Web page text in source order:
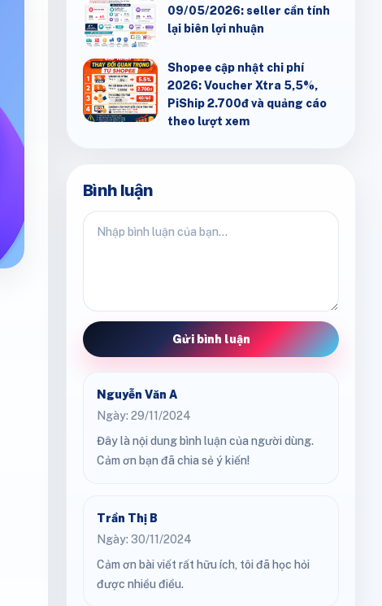
09/05/2026: seller cần tính
lại biên lợi nhuận
Shopee cập nhật chi phí
2026: Voucher Xtra 5,5%,
PiShip 2.700đ và quảng cáo
theo lượt xem
Bình luận
Gửi bình luận
Nguyễn Văn A
Ngày: 29/11/2024
Đây là nội dung bình luận của người dùng.
Cảm ơn bạn đã chia sẻ ý kiến!
Trần Thị B
Ngày: 30/11/2024
Cảm ơn bài viết rất hữu ích, tôi đã học hỏi
được nhiều điều.